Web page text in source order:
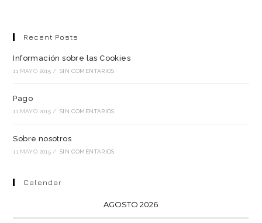
Recent Posts
Información sobre las Cookies
11 MAYO 2015 / SIN COMENTARIOS
Pago
11 MAYO 2015 / SIN COMENTARIOS
Sobre nosotros
11 MAYO 2015 / SIN COMENTARIOS
Calendar
AGOSTO 2026